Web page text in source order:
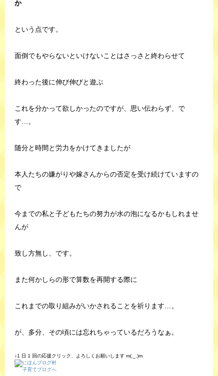
か
という点です。
面倒でもやらないといけないことはさっさと終わらせて
終わった後に伸び伸びと遊ぶ
これを分かって欲しかったのですが、思い伝わらず、で
す…。
随分と時間と労力をかけてきましたが
本人たちの嫌がりや嫁さんからの否定を受け続けていますの
で
今までの私と子どもたちの努力が水の泡になるかもしれませ
んが
致し方無し、です。
また何かしらの形で算数を再開する際に
これまでの取り組みがいかされることを祈ります…。
が、多分、その頃には忘れちゃっているだろうなぁ。
↓1 日 1 回の応援クリック、よろしくお願いします m(._.)m